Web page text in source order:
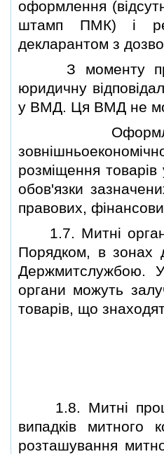
оформлення
штамп ПМК) i
декларантом з
З моменту
юридичну
у ВМД. Ця ВМД не
Оформлена
розмiщення
обов'язки
правових,
1.7. Митнi органи
Порядком, в зонах
Держмитслужбою.
органи можуть
товарiв, що
1.8. Митнi
випадкiв митного
розташування